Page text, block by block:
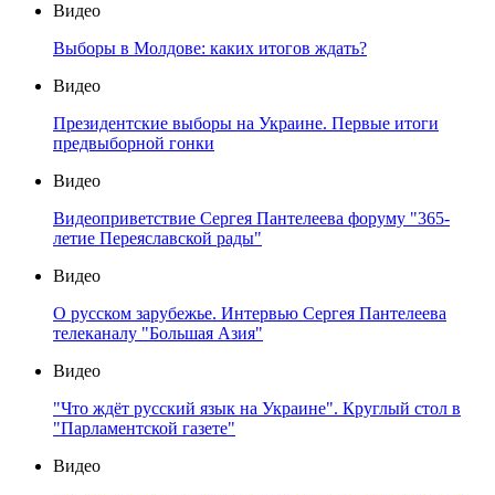
Видео
Выборы в Молдове: каких итогов ждать?
Видео
Президентские выборы на Украине. Первые итоги
предвыборной гонки
Видео
Видеоприветствие Сергея Пантелеева форуму "365-
летие Переяславской рады"
Видео
О русском зарубежье. Интервью Сергея Пантелеева
телеканалу "Большая Азия"
Видео
"Что ждёт русский язык на Украине". Круглый стол в
"Парламентской газете"
Видео